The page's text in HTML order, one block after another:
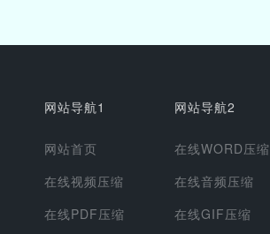
网站导航1
网站首页
在线视频压缩
在线PDF压缩
网站导航2
在线WORD压缩
在线音频压缩
在线GIF压缩